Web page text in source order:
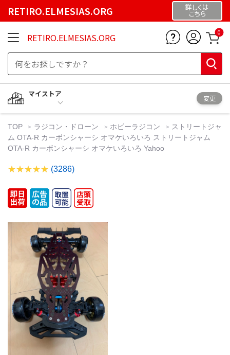
RETIRO.ELMESIAS.ORG 詳しくは
こちら
RETIRO.ELMESIAS.ORG 0
マイストア
変更
TOP ラジコン・ドローン ホビーラジコン
ストリートジャ
ム OTA-R カーボンシャーシ オマケいろいろ ストリートジャム
OTA-R カーボンシャーシ オマケいろいろ Yahoo
(3286)